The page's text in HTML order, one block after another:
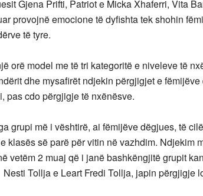
Gjena Prifti, Patriot e Micka Xhaferri, Vita
provojnë emocione të dyfishta tek shohin
të tyre.
orë model me të tri kategoritë e niveleve të
dhe mysafirët ndjekin përgjigjet e
pas cdo përgjigje të nxënësve.
grupi më i vështirë, ai fëmijëve dëgjues, të
klasës së parë për vitin në vazhdim. Ndjekim
vetëm 2 muaj që i janë bashkëngjitë grupit
Tollja e Leart Fredi Tollja, japin përgjigje